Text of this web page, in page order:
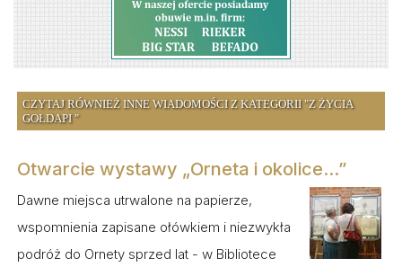
CZYTAJ RÓWNIEŻ INNE WIADOMOŚCI Z KATEGORII "Z ŻYCIA
GOŁDAPI "
Otwarcie wystawy „Orneta i okolice...”
Dawne miejsca utrwalone na papierze,
wspomnienia zapisane ołówkiem i niezwykła
podróż do Ornety sprzed lat - w Bibliotece